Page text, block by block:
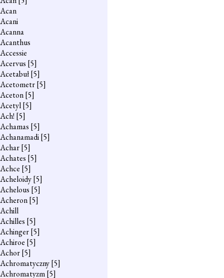
Acan
Acani
Acanna
Acanthus
Accessie
Acervus [5]
Acetabuł[5]
Acetometr[5]
Aceton[5]
Acetyl[5]
Ach! [5]
Achamas [5]
Achanamadi[5]
Achar[5]
Achates [5]
Achce [5]
Acheloidy[5]
Achelous [5]
Acheron[5]
Achill
Achilles [5]
Achinger[5]
Achiroe [5]
Achor[5]
Achromatyczny[5]
Achromatyzm[5]